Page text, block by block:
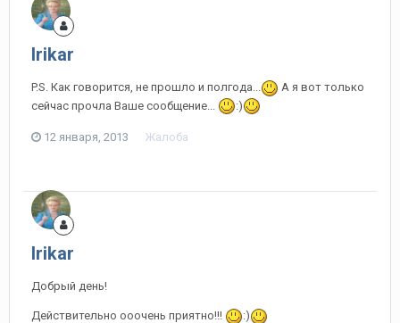
Irikar
P.S. Как говорится, не прошло и полгода...
А я вот только
сейчас прочла Ваше сообщение...
:)
12 января, 2013 Жалоба
Irikar
Добрый день!
Действительно ооочень приятно!!! :)